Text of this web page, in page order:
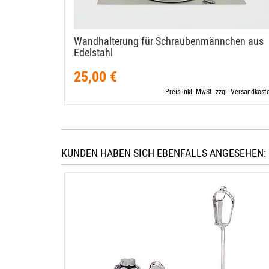
Wandhalterung für Schraubenmännchen aus
Edelstahl
25,00 €
Preis inkl. MwSt. zzgl.
KUNDEN HABEN SICH EBENFALLS ANGESEHEN: